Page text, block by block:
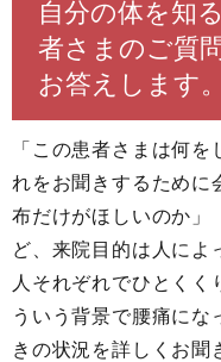
自分の体を知
者さまのご質
お答えします。
「この患者さまは何
れをお聞きするために
布だけがほしいのか」
ど、来院目的は人によ
人それぞれでひとくく
ういう背景で腰痛にな
きの状況を詳しくお聞